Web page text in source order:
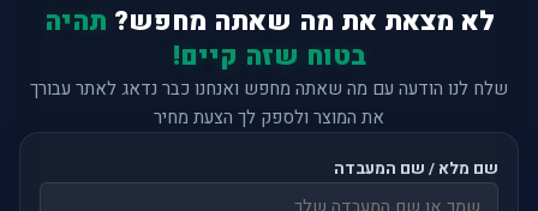
לא מצאת את מה שאתה מחפש? תהיה
בטוח שזה קיים!
שלח לנו הודעה עם מה שאתה מחפש ואנחנו כבר נדאג לאתר עבורך
את המוצר ולספק לך הצעת מחיר
שם מלא / שם המעבדה